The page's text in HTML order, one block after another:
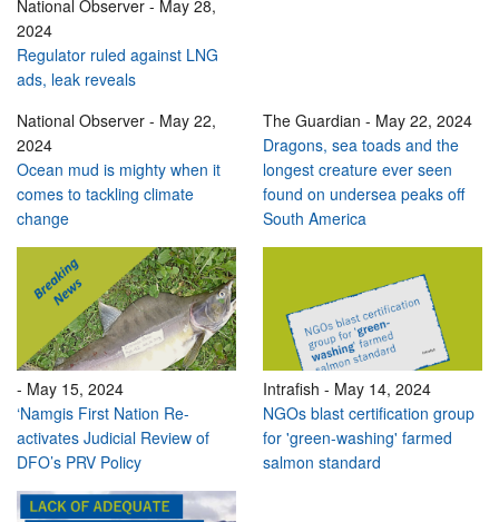
National Observer - May 28,
2024
Regulator ruled against LNG
ads, leak reveals
National Observer - May 22,
2024
Ocean mud is mighty when it
comes to tackling climate
change
The Guardian - May 22, 2024
Dragons, sea toads and the
longest creature ever seen
found on undersea peaks off
South America
- May 15, 2024
‘Namgis First Nation Re-
activates Judicial Review of
DFO’s PRV Policy
Intrafish - May 14, 2024
NGOs blast certification group
for 'green-washing' farmed
salmon standard